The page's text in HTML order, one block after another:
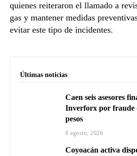
quienes reiteraron el llamado a
gas y mantener medidas
evitar este tipo de incidentes.
Últimas noticias
Caen seis asesores
Inverforx por fraude
pesos
8 agosto, 2026
Coyoacán activa